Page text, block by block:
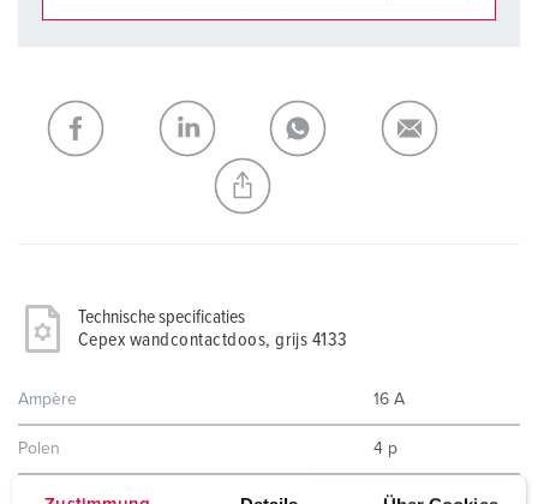
Mijn lijst TOEVOEGEN
NIEUW LIJST MAKEN
Technische specificaties
Cepex wandcontactdoos, grijs 4133
Ampère 16 A
Polen 4 p
Voltage 400 V